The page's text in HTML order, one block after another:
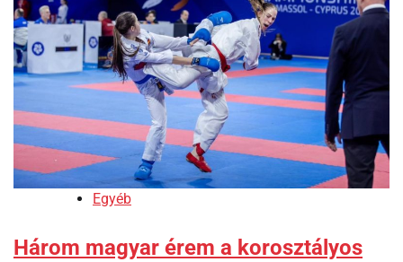
Egyéb
Három magyar érem a korosztályos